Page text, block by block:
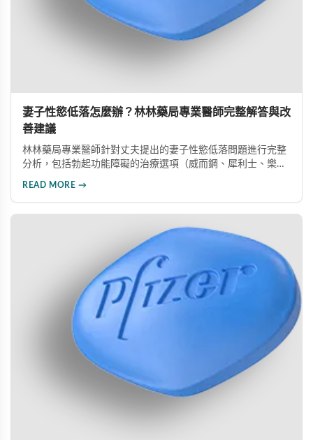
妻子性慾低落怎麼辦？林林藥局專業醫師完整解答與改
善建議
林林藥局專業醫師針對丈夫提出的妻子性慾低落問題進行完整
分析，包括勃起功能障礙的治療選項（威而鋼、犀利士、樂威
READ MORE →